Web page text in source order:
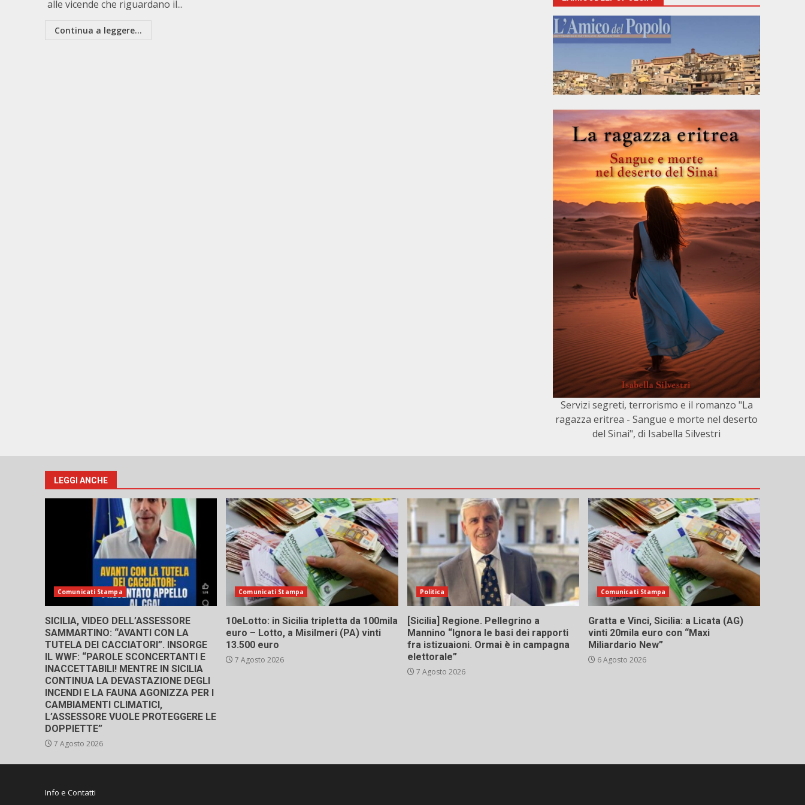
alle vicende che riguardano il...
Continua a leggere...
Servizi segreti, terrorismo e il romanzo "La
ragazza eritrea - Sangue e morte nel deserto
del Sinai", di Isabella Silvestri
LEGGI ANCHE
Comunicati Stampa
SICILIA, VIDEO DELL’ASSESSORE
SAMMARTINO: “AVANTI CON LA
TUTELA DEI CACCIATORI”. INSORGE
IL WWF: “PAROLE SCONCERTANTI E
INACCETTABILI! MENTRE IN SICILIA
CONTINUA LA DEVASTAZIONE DEGLI
INCENDI E LA FAUNA AGONIZZA PER I
CAMBIAMENTI CLIMATICI,
L’ASSESSORE VUOLE PROTEGGERE LE
DOPPIETTE”
7 Agosto 2026
Comunicati Stampa
10eLotto: in Sicilia tripletta da 100mila
euro – Lotto, a Misilmeri (PA) vinti
13.500 euro
7 Agosto 2026
Politica
[Sicilia] Regione. Pellegrino a
Mannino “Ignora le basi dei rapporti
fra istizuaioni. Ormai è in campagna
elettorale”
7 Agosto 2026
Comunicati Stampa
Gratta e Vinci, Sicilia: a Licata (AG)
vinti 20mila euro con “Maxi
Miliardario New”
6 Agosto 2026
Info e Contatti